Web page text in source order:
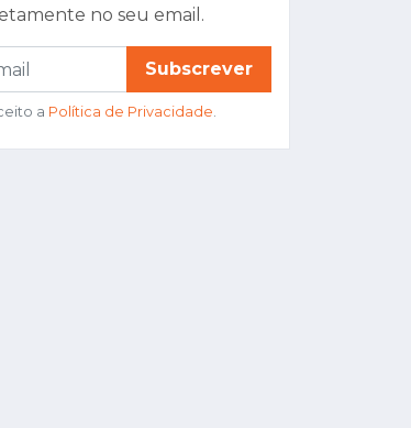
no seu email.
Subscrever
a Política de Privacidade.